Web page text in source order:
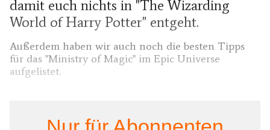
damit euch nichts in "The Wizarding
World of Harry Potter" entgeht.
Außerdem haben wir auch noch die besten Tipps
für das "Ministry of Magic" im Epic Universe
aufgelistet.